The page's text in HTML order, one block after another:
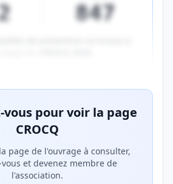
847
vous pour voir la page
CROCQ
page de l'ouvrage à consulter,
et devenez membre de
l'association.